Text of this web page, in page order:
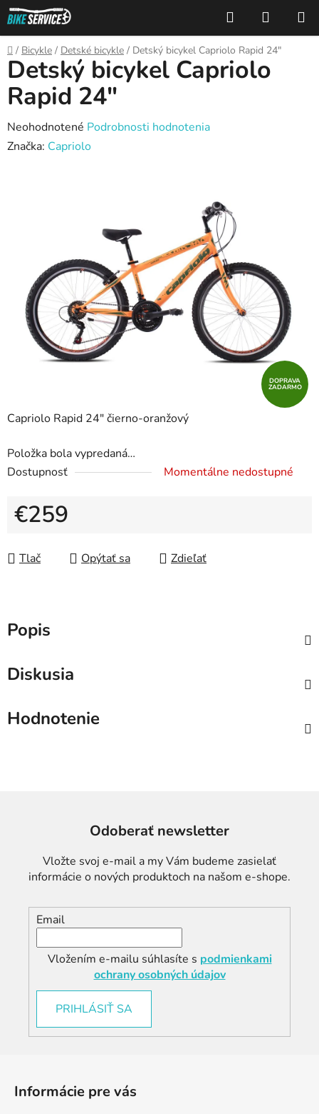
Prejsť
na
obsah
Hľadať
KOŠÍK
Domov
/ Bicykle / Detské bicykle / Detský bicykel Capriolo Rapid 24"
Capriolo Rapid 24" čierno-oranžový
Položka bola vypredaná…
Dostupnosť
Momentálne nedostupné
€259
Tlač
Opýtať sa Zdieľať
Detský bicykel Capriolo
Rapid 24"
Priemerné
hodnotenie
hviezdičiek.
Neohodnotené Podrobnosti hodnotenia
Značka: Capriolo
DOPRAVA
ZADARMO
Popis
Diskusia
Hodnotenie
Odoberať newsletter
Vložte svoj e-mail a my Vám budeme zasielať
informácie o nových produktoch na našom e-shope.
Email
Vložením e-mailu súhlasíte s podmienkami
ochrany osobných údajov
PRIHLÁSIŤ SA
Informácie pre vás